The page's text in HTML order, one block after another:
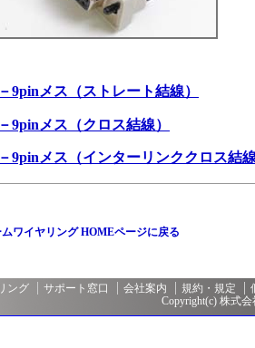
9pinメス（ストレート結線）
9pinメス（クロス結線）
9pinメス（インターリンククロス結線
ワイヤリング HOMEページに戻る
ング サポート窓口 会社案内 規約・規定
Copyright(c) 株式